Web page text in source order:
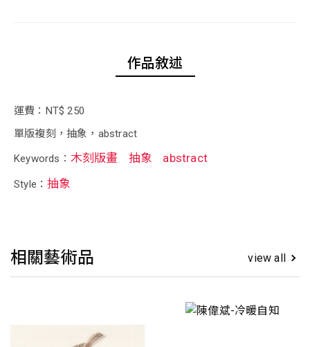
作品敘述
運費：NT$ 250
單版複刻，抽象，abstract
Keywords： 木刻版畫 抽象 abstract
Style：抽象
相關藝術品 view all